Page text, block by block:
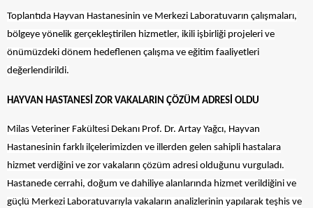
Toplantıda Hayvan Hastanesinin ve Merkezi Laboratuvarın çalışmaları,
bölgeye yönelik gerçekleştirilen hizmetler, ikili işbirliği projeleri ve
önümüzdeki dönem hedeflenen çalışma ve eğitim faaliyetleri
değerlendirildi.
HAYVAN HASTANESİ ZOR VAKALARIN ÇÖZÜM ADRESİ OLDU
Milas Veteriner Fakültesi Dekanı Prof. Dr. Artay Yağcı, Hayvan
Hastanesinin farklı ilçelerimizden ve illerden gelen sahipli hastalara
hizmet verdiğini ve zor vakaların çözüm adresi olduğunu vurguladı.
Hastanede cerrahi, doğum ve dahiliye alanlarında hizmet verildiğini ve
güçlü Merkezi Laboratuvarıyla vakaların analizlerinin yapılarak teşhis ve